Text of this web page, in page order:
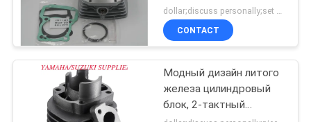
НОВОСТИ
СПРОСИТЕ
ЦИТАТУ
мотоциклетные
комплекты
CONTACT
Модный дизайн литого
железа цилиндровый
блок, 2-тактный